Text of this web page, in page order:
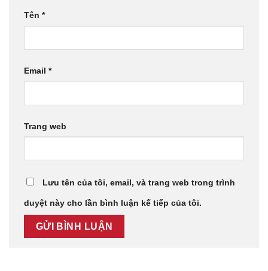
Tên *
Email *
Trang web
Lưu tên của tôi, email, và trang web trong trình
duyệt này cho lần bình luận kế tiếp của tôi.